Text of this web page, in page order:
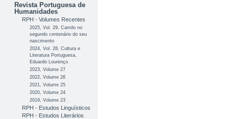
Revista Portuguesa de
Humanidades
RPH - Volumes Recentes
2025, Vol. 29, Camilo no
segundo centenário do seu
nascimento
2024, Vol. 28, Cultura e
Literatura Portuguesa,
Eduardo Lourenço
2023, Volume 27
2022, Volume 26
2021, Volume 25
2020, Volume 24
2019, Volume 23
RPH - Estudos Linguísticos
RPH - Estudos Literários